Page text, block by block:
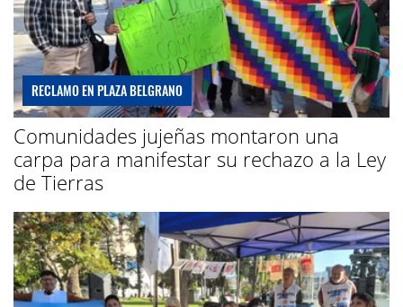
RECLAMO EN PLAZA BELGRANO
Comunidades jujeñas montaron una
carpa para manifestar su rechazo a la Ley
de Tierras